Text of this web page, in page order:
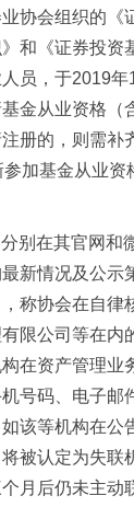
协会组织的《
》和《证券投资
员，于2019
金从业资格（
册的，则需补
加基金从业资
最新情况及公示
称协会在自律
限公司等在内
在资产管理业
号码、电子邮
该等机构在公
被认定为失联
月后仍未主动